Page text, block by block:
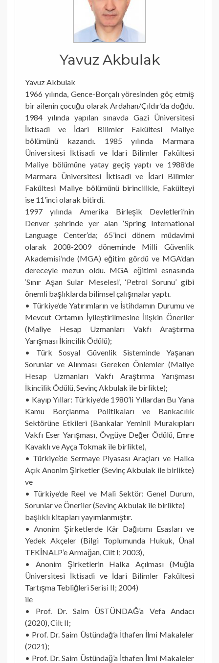
Yavuz Akbulak
Yavuz Akbulak
1966 yılında, Gence-Borçalı yöresinden göç etmiş
bir ailenin çocuğu olarak Ardahan/Çıldır’da doğdu.
1984 yılında yapılan sınavda Gazi Üniversitesi
İktisadi ve İdari Bilimler Fakültesi Maliye
bölümünü kazandı. 1985 yılında Marmara
Üniversitesi İktisadi ve İdari Bilimler Fakültesi
Maliye bölümüne yatay geçiş yaptı ve 1988’de
Marmara Üniversitesi İktisadi ve İdari Bilimler
Fakültesi Maliye bölümünü birincilikle, Fakülteyi
ise 11’inci olarak bitirdi.
1997 yılında Amerika Birleşik Devletleri’nin
Denver şehrinde yer alan ‘Spring International
Language Center’da; 65’inci dönem müdavimi
olarak 2008-2009 döneminde Milli Güvenlik
Akademisi’nde (MGA) eğitim gördü ve MGA’dan
dereceyle mezun oldu. MGA eğitimi esnasında
‘Sınır Aşan Sular Meselesi’, ‘Petrol Sorunu’ gibi
önemli başlıklarda bilimsel çalışmalar yaptı.
• Türkiye’de Yatırımların ve İstihdamın Durumu ve
Mevcut Ortamın İyileştirilmesine İlişkin Öneriler
(Maliye Hesap Uzmanları Vakfı Araştırma
Yarışması İkincilik Ödülü);
• Türk Sosyal Güvenlik Sisteminde Yaşanan
Sorunlar ve Alınması Gereken Önlemler (Maliye
Hesap Uzmanları Vakfı Araştırma Yarışması
İkincilik Ödülü, Sevinç Akbulak ile birlikte);
• Kayıp Yıllar: Türkiye’de 1980’li Yıllardan Bu Yana
Kamu Borçlanma Politikaları ve Bankacılık
Sektörüne Etkileri (Bankalar Yeminli Murakıpları
Vakfı Eser Yarışması, Övgüye Değer Ödülü, Emre
Kavaklı ve Ayça Tokmak ile birlikte),
• Türkiye’de Sermaye Piyasası Araçları ve Halka
Açık Anonim Şirketler (Sevinç Akbulak ile birlikte)
ve
• Türkiye’de Reel ve Mali Sektör: Genel Durum,
Sorunlar ve Öneriler (Sevinç Akbulak ile birlikte)
başlıklı kitapları yayımlanmıştır.
• Anonim Şirketlerde Kâr Dağıtımı Esasları ve
Yedek Akçeler (Bilgi Toplumunda Hukuk, Ünal
TEKİNALP’e Armağan, Cilt I; 2003),
• Anonim Şirketlerin Halka Açılması (Muğla
Üniversitesi İktisadi ve İdari Bilimler Fakültesi
Tartışma Tebliğleri Serisi II; 2004)
ile
• Prof. Dr. Saim ÜSTÜNDAĞ’a Vefa Andacı
(2020), Cilt II;
• Prof. Dr. Saim Üstündağ’a İthafen İlmi Makaleler
(2021);
• Prof. Dr. Saim Üstündağ’a İthafen İlmi Makaleler